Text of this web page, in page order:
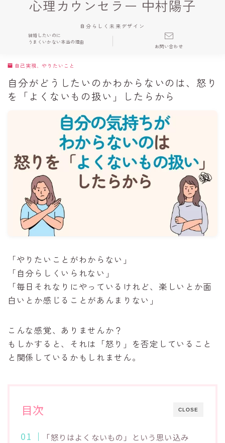
心理カウンセラー 中村陽子
自分らしく未来デザイン
結婚したいのに
うまくいかない本当の理由
お問い合わせ
自己実現、やりたいこと
自分がどうしたいのかわからないのは、怒り
を「よくないもの扱い」したらから
「やりたいことがわからない」
「自分らしくいられない」
「毎日それなりにやっているけれど、楽しいとか面
白いとか感じることがあんまりない」
こんな感覚、ありませんか？
もしかすると、それは「怒り」を否定していること
と関係しているかもしれません。
CLOSE
目次
「怒りはよくないもの」という思い込み